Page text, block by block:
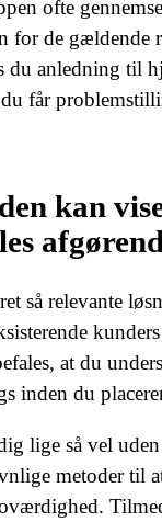
ofte
for de gældende
du anledning til
får
kan
så relevante
at du
inden du
lige så vel uden
metoder til